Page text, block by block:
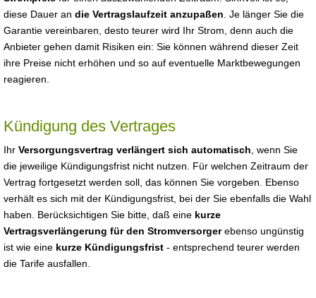
diese Dauer an die Vertragslaufzeit anzupaßen . Je länger Sie die
Garantie vereinbaren, desto teurer wird Ihr Strom, denn auch die
Anbieter gehen damit Risiken ein: Sie können während dieser Zeit
ihre Preise nicht erhöhen und so auf eventuelle Marktbewegungen
reagieren.
Kündigung des Vertrages
Ihr Versorgungsvertrag verlängert sich automatisch , wenn Sie
die jeweilige Kündigungsfrist nicht nutzen. Für welchen Zeitraum der
Vertrag fortgesetzt werden soll, das können Sie vorgeben. Ebenso
verhält es sich mit der Kündigungsfrist, bei der Sie ebenfalls die Wahl
haben. Berücksichtigen Sie bitte, daß eine kurze
Vertragsverlängerung für den Stromversorgerebenso ungünstig
ist wie eine kurze Kündigungsfrist - entsprechend teurer werden
die Tarife ausfallen.